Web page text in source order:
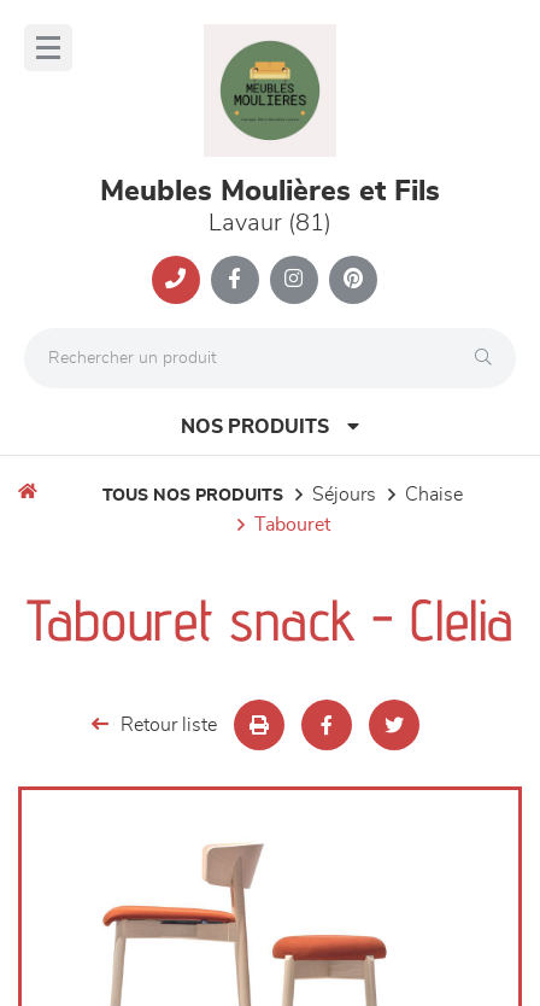
Meubles Moulières et Fils
Lavaur (81)
NOS PRODUITS
séjours
chambres et dressing
TOUS NOS PRODUITS séjours
chaise
tabouret
Tabouret snack - Clelia
Retour liste